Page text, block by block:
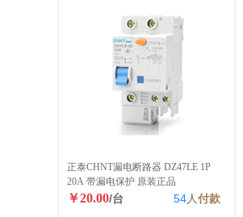
正泰CHNT漏电断路器 DZ47LE 1P
20A 带漏电保护 原装正品
￥20.00/台 54人付款